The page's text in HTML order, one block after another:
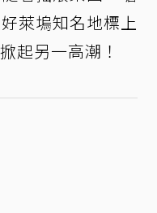
萊塢知名地標上
起另一高潮！